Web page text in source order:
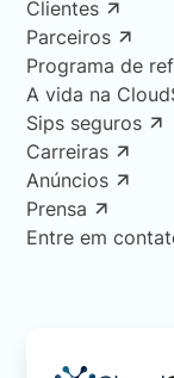
Clientes
Parceiros
Programa de
A vida na
Sips seguros
Carreiras
Anúncios
Prensa
Entre em